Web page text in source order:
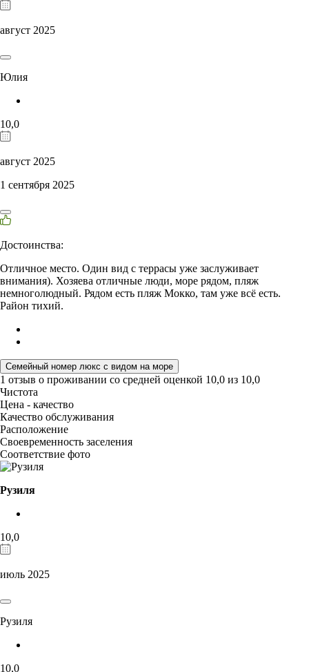
август 2025
Юлия
10,0
август 2025
1 сентября 2025
Достоинства:
Отличное место. Один вид с террасы уже заслуживает
внимания). Хозяева отличные люди, море рядом, пляж
немноголюдный. Рядом есть пляж Мокко, там уже всё есть.
Район тихий.
Семейный номер люкс с видом на море
1 отзыв о проживании со средней оценкой 10,0 из 10,0
Чистота
Цена - качество
Качество обслуживания
Расположение
Своевременность заселения
Соответствие фото
Рузиля
10,0
июль 2025
Рузиля
10,0